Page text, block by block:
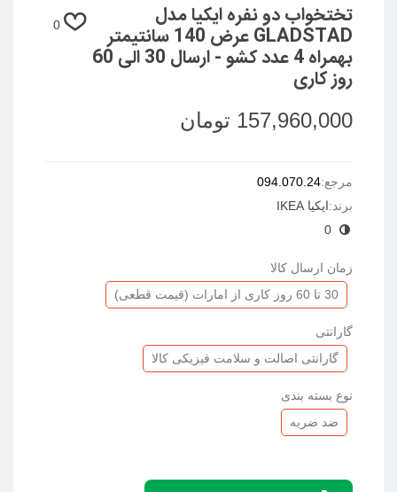
تختخواب دو نفره ایکیا مدل
GLADSTAD عرض 140 سانتیمتر
بهمراه 4 عدد کشو - ارسال 30 الی 60
روز کاری
0
157,960,000 تومان
مرجع:094.070.24
برند:ایکیا IKEA
0
زمان ارسال کالا
30 تا 60 روز کاری از امارات (قیمت قطعی)
گارانتی
گارانتی اصالت و سلامت فیزیکی کالا
نوع بسته بندی
ضد ضربه